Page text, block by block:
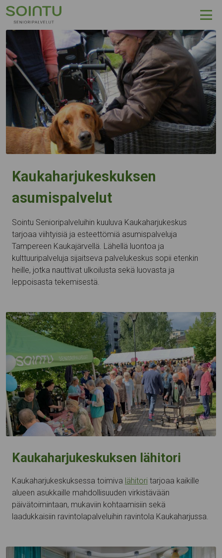
Hyppää sisältöön
Kaukaharjukeskuksen
asumispalvelut
Sointu Senioripalveluihin kuuluva Kaukaharjukeskus
tarjoaa viihtyisiä ja esteettömiä asumispalveluja
Tampereen Kaukajärvellä. Lähellä luontoa ja
kulttuuripalveluja sijaitseva palvelukeskus sopii etenkin
heille, jotka nauttivat ulkoilusta sekä luovasta ja
leppoisasta tekemisestä.
Kaukaharjukeskuksen lähitori
Kaukaharjukeskuksessa toimiva lähitori tarjoaa kaikille
alueen asukkaille mahdollisuuden virkistävään
päivätoimintaan, mukaviin kohtaamisiin sekä
laadukkaisiin ravintolapalveluihin ravintola Kaukaharjussa.